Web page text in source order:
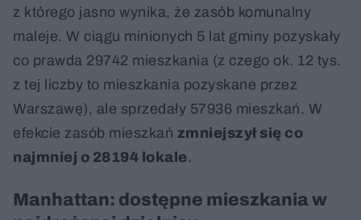
z którego jasno wynika, że zasób komunalny
maleje. W ciągu minionych 5 lat gminy pozyskały
co prawda 29742 mieszkania (z czego ok. 12 tys.
z tej liczby to mieszkania pozyskane przez
Warszawę), ale sprzedały 57936 mieszkań. W
efekcie zasób mieszkań zmniejszył się co
najmniej o 28194 lokale .
Manhattan: dostępne mieszkania w